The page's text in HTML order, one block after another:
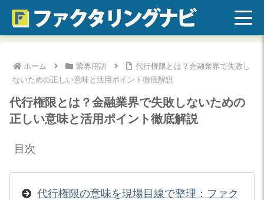
ホーム 業界用語
代行権限とは？金融業界で失敗し
ないための正しい意味と活用ポイント徹底解説
代行権限とは？金融業界で失敗しないための
正しい意味と活用ポイント徹底解説
目次
代行権限の意味を現場目線で整理：ファク